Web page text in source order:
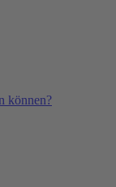
können?